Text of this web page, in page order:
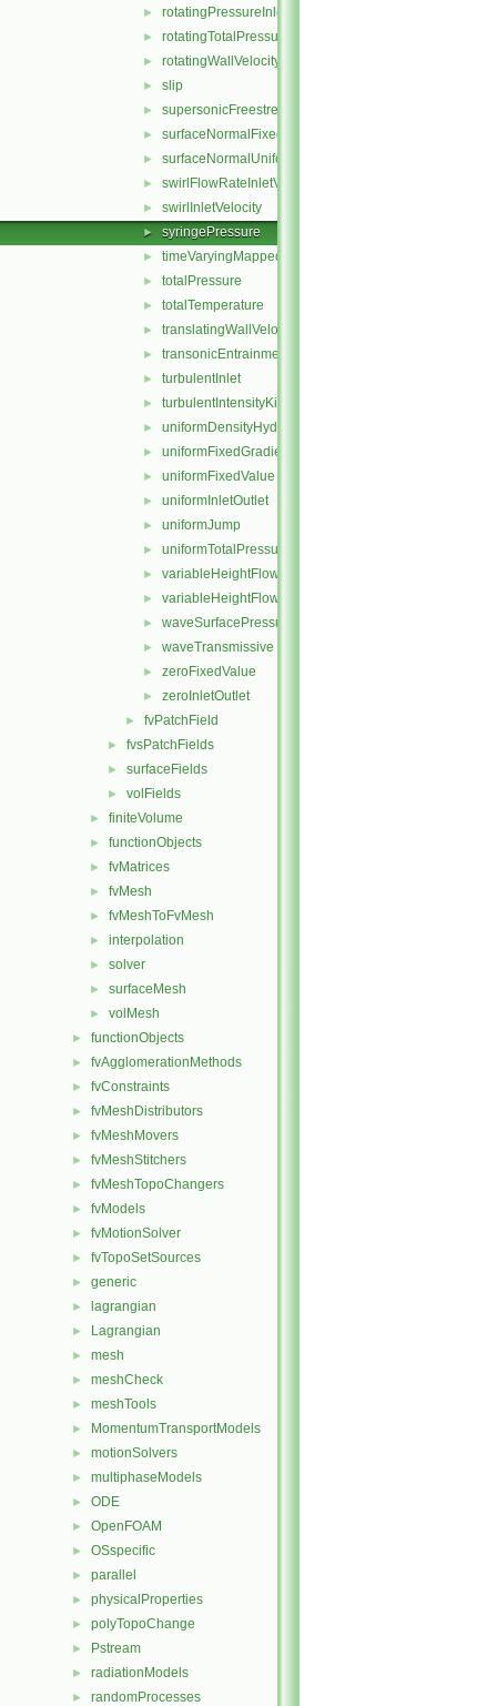
► rotatingPressureInletOutletVelocity
► rotatingTotalPressure
► rotatingWallVelocity
► slip
► supersonicFreestream
► surfaceNormalFixedValue
► surfaceNormalUniformFixedValue
► swirlFlowRateInletVelocity
► swirlInletVelocity
► syringePressure
► timeVaryingMappedFixedValue
► totalPressure
► totalTemperature
► translatingWallVelocity
► transonicEntrainmentPressure
► turbulentInlet
► turbulentIntensityKineticEnergyInlet
► uniformDensityHydrostaticPressure
► uniformFixedGradient
► uniformFixedValue
► uniformInletOutlet
► uniformJump
► uniformTotalPressure
► variableHeightFlowRate
► variableHeightFlowRateInletVelocity
► waveSurfacePressure
► waveTransmissive
► zeroFixedValue
► zeroInletOutlet
► fvPatchField
► fvsPatchFields
► surfaceFields
► volFields
► finiteVolume
► functionObjects
► fvMatrices
► fvMesh
► fvMeshToFvMesh
► interpolation
► solver
► surfaceMesh
► volMesh
► functionObjects
► fvAgglomerationMethods
► fvConstraints
► fvMeshDistributors
► fvMeshMovers
► fvMeshStitchers
► fvMeshTopoChangers
► fvModels
► fvMotionSolver
► fvTopoSetSources
► generic
► lagrangian
► Lagrangian
► mesh
► meshCheck
► meshTools
► MomentumTransportModels
► motionSolvers
► multiphaseModels
► ODE
► OpenFOAM
► OSspecific
► parallel
► physicalProperties
► polyTopoChange
► Pstream
► radiationModels
► randomProcesses